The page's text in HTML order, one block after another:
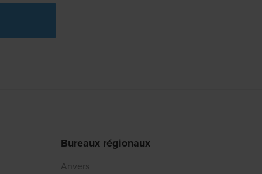
Bureaux régionaux
Anvers